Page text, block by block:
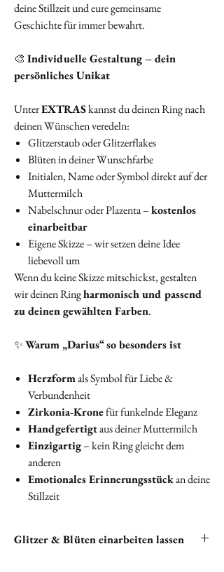
deine Stillzeit und eure gemeinsame
Geschichte für immer bewahrt.
🎨 Individuelle Gestaltung – dein
persönliches Unikat
UnterEXTRASkannst du deinen Ring nach
deinen Wünschen veredeln:
Glitzerstaub oder Glitzerflakes
Blüten in deiner Wunschfarbe
Initialen, Name oder Symbol direkt auf der
Muttermilch
Nabelschnur oder Plazenta –kostenlos
einarbeitbar
Eigene Skizze – wir setzen deine Idee
liebevoll um
Wenn du keine Skizze mitschickst, gestalten
wir deinen Ringharmonisch und passend
zu deinen gewählten Farben.
✨Warum „Darius“ so besonders ist
Herzformals Symbol für Liebe &
Verbundenheit
Zirkonia‑Kronefür funkelnde Eleganz
Handgefertigtaus deiner Muttermilch
Einzigartig– kein Ring gleicht dem
anderen
Emotionales Erinnerungsstückan deine
Stillzeit
Glitzer & Blüten einarbeiten lassen